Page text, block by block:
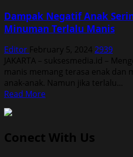
Dampak Negatif Anak
Minuman Terlalu Manis
Editor February 5, 2024 2939
JAKARTA – suksesmedia.id –
manis memang terasa enak dan
anak-anak. Namun jika terlalu...
Read MoreRead
Negatif
Conect With Us